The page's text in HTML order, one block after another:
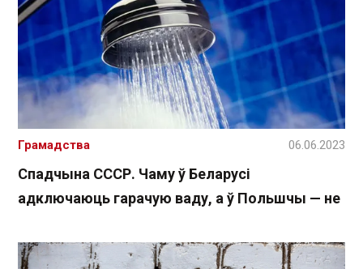
Спадчына СССР. Чаму ў Беларусі
адключаюць гарачую ваду, а ў Польшчы — не
Грамадства 06.06.2023